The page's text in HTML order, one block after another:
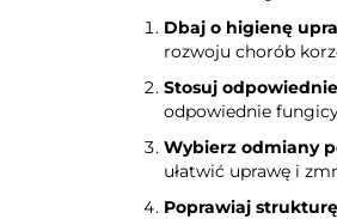
Dbaj o higienę
rozwoju chorób
Stosuj
odpowiednie
Wybierz odmiany
ułatwić uprawę i
Poprawiaj